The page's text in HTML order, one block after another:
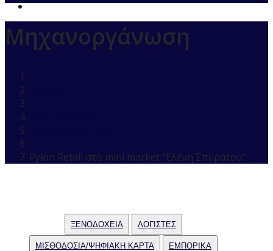
Μηχανοργάνωση
Pylon Retail στο mini market "Ελένη Σπυράτου"
ΞΕΝΟΔΟΧΕΙΑ ΛΟΓΙΣΤΕΣ
ΜΙΣΘΟΔΟΣΙΑ/ΨΗΦΙΑΚΗ ΚΑΡΤΑ ΕΜΠΟΡΙΚΑ